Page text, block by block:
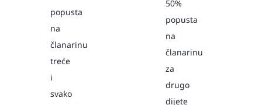
popusta
na
članarinu
treće
i
svako
50%
popusta
na
članarinu
za
drugo
dijete